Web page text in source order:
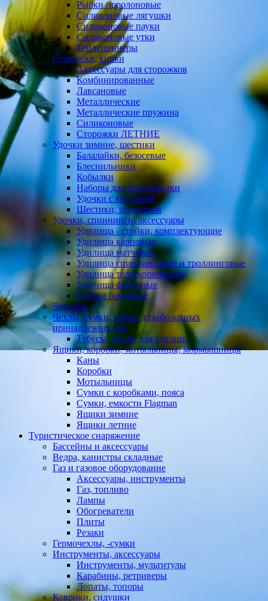
Рыбки поролоновые
Силиконовые лягушки
Силиконовые пауки
Силиконовые утки
Тейлспиннеры
Сторожки, кивки
Аксессуары для сторожков
Комбинированные
Лавсановые
Металлические
Металлические пружина
Силиконовые
Сторожки ЛЕТНИЕ
Удочки зимние, шестики
Балалайки, безосевые
Блеснильники
Кобылки
Наборы для зим.рыбалки
Удочки с катушкой
Шестики, подставки
Удочки, спиннинги, аксессуары
Удилища - стойки, комплектующие
Удилища карповые
Удилища матчевые
Удилища спиннинговые и троллинговые
Удилища телескопические
Удилища фидерные
Удочки бортовые
Черпаки
Чехлы, сумки, кейсы д/рыболовных
принадлежностей
Тубусы, чехлы для удилищ
Ящики, коробки, мотыльницы, мормышницы
Каны
Коробки
Мотыльницы
Сумки с коробками, пояса
Сумки, емкости Flagman
Ящики зимние
Ящики летние
Туристическое снаряжение
Бассейны и аксессуары
Ведра, канистры складные
Газ и газовое оборудование
Аксессуары, инструменты
Газ, топливо
Лампы
Обогреватели
Плиты
Резаки
Гермочехлы, -сумки
Инструменты, аксессуары
Инструменты, мультитулы
Карабины, ретриверы
Лопаты, топоры
Коврики, сидушки